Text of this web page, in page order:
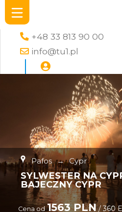
+48 33 813 90 00
info@tu1.pl
Pafos → Cypr
SYLWESTER NA
BAJECZNY CYPR
Cena od 1563 PLN/ 360